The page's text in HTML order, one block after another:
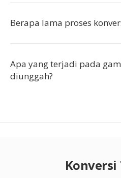
Berapa lama proses
Apa yang terjadi pada
diunggah?